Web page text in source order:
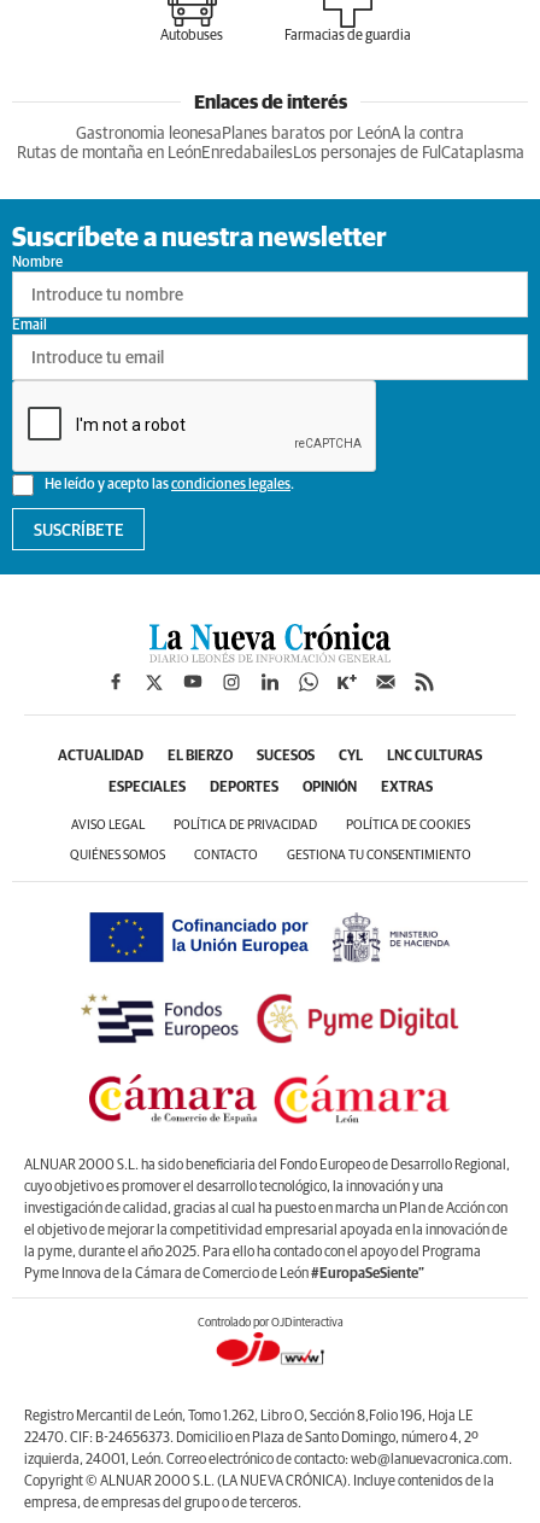
Autobuses Farmacias de guardia
Enlaces de interés
Gastronomia leonesa Planes baratos por LeónA la contra
Rutas de montaña en LeónEnredabailesLos personajes de Ful Cataplasma
Suscríbete a nuestra newsletter
Nombre
He leído y acepto lascondiciones legales.
Email
SUSCRÍBETE
ACTUALIDAD EL BIERZO SUCESOS CYL LNC CULTURAS
ESPECIALES DEPORTES OPINIÓN EXTRAS
AVISO LEGAL POLÍTICA DE PRIVACIDAD POLÍTICA DE COOKIES
QUIÉNES SOMOS CONTACTO GESTIONA TU CONSENTIMIENTO
ALNUAR 2000 S.L. ha sido beneficiaria del Fondo Europeo de Desarrollo Regional,
cuyo objetivo es promover el desarrollo tecnológico, la innovación y una
investigación de calidad, gracias al cual ha puesto en marcha un Plan de Acción con
el objetivo de mejorar la competitividad empresarial apoyada en la innovación de
la pyme, durante el año 2025. Para ello ha contado con el apoyo del Programa
Pyme Innova de la Cámara de Comercio de León#EuropaSeSiente”
Controlado por OJDinteractiva
Registro Mercantil de León, Tomo 1.262, Libro O, Sección 8,Folio 196, Hoja LE
22470. CIF: B-24656373. Domicilio en Plaza de Santo Domingo, número 4, 2º
izquierda, 24001, León. Correo electrónico de contacto: web@lanuevacronica.com.
Copyright © ALNUAR 2000 S.L. (LA NUEVA CRÓNICA). Incluye contenidos de la
empresa, de empresas del grupo o de terceros.